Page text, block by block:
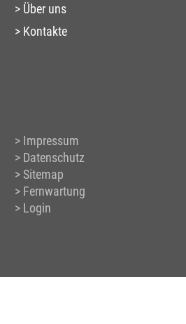
Über uns
Kontakte
Impressum
Datenschutz
Sitemap
Fernwartung
Login